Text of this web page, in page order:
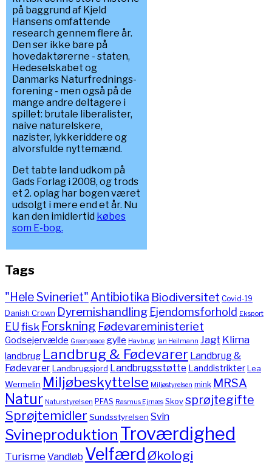
på baggrund af Kjeld
Hansens omfattende
research gennem flere år.
Den ser ikke bare på
hovedaktørerne - staten,
Hedeselskabet og
Danmarks Naturfrednings-
forening - men også på de
mange andre deltagere i
spillet: brutale liberalister,
naive naturelskere,
nazister, lykkeriddere og
alvorsfulde nyttemænd.
Det tabte land udkom på
Gads Forlag i 2008, og trods
et 2. oplag har bogen været
udsolgt i mere end et år. Nu
kan den imidlertid købes
som E-bog.
Tags
"Hele Svineriet" Antibiotika Biodiversitet Covid-19
Danish Crown Dyremishandling Ejendomsforhold Eksport
EUfisk Forskning Fødevareministeriet
Godsejervælde Greenpeace gylle Havbrug Ian Heilmann Jagt Klima
landbrug Landbrug & Fødevarer Landbrug &
FødevarerLandbrugsjord Landbrugsstøtte LanddistrikterLea
Wermelin Miljøbeskyttelse Miljøstyrelsen mink MRSA
Natur Naturstyrelsen PFAS Rasmus Ejrnæs Skov sprøjtegifte
Sprøjtemidler Sundsstyrelsen Svin
Svineproduktion Troværdighed
TurismeVandløb Velfærd Økologi